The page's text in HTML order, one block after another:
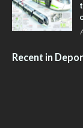
Recent in